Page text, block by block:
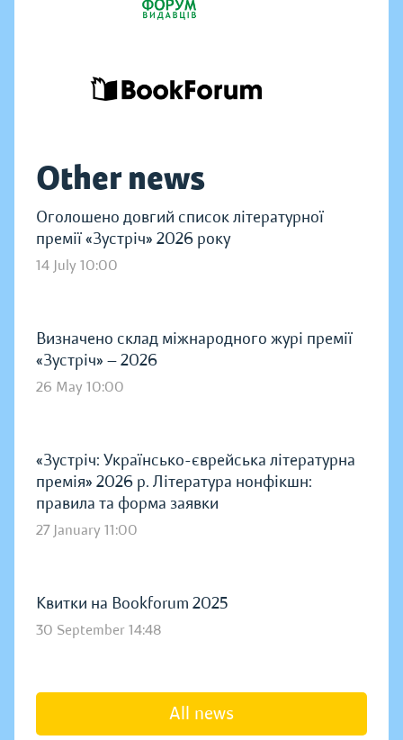
Other news
Оголошено довгий список літературної
премії «Зустріч» 2026 року
14 July 10:00
Визначено склад міжнародного журі премії
«Зустріч» — 2026
26 May 10:00
«Зустріч: Українсько-єврейська літературна
премія» 2026 р. Література нонфікшн:
правила та форма заявки
27 January 11:00
Квитки на Bookforum 2025
30 September 14:48
All news